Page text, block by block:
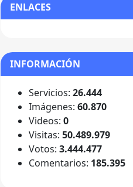
ENLACES
INFORMACIÓN
Servicios: 26.444
Imágenes: 60.870
Videos: 0
Visitas: 50.489.979
Votos: 3.444.477
Comentarios: 185.395